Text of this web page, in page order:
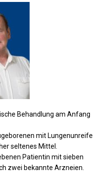
Behandlung am Anfang
mit Lungenunreife
seltenes Mittel.
Patientin mit sieben
zwei bekannte Arzneien.